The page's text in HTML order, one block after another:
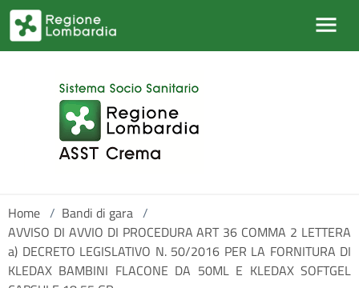
Salta al contenuto principale
Home / Bandi di gara /
AVVISO DI AVVIO DI PROCEDURA ART 36 COMMA 2 LETTERA
a) DECRETO LEGISLATIVO N. 50/2016 PER LA FORNITURA DI
KLEDAX BAMBINI FLACONE DA 50ML E KLEDAX SOFTGEL